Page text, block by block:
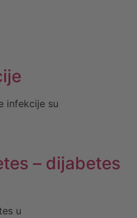
infekcije su
– dijabetes
u